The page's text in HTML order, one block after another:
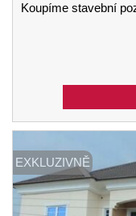
Koupíme stavební
EXKLUZIVNĚ